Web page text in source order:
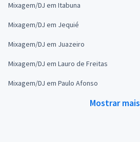
Mixagem/DJ em Itabuna
Mixagem/DJ em Jequié
Mixagem/DJ em Juazeiro
Mixagem/DJ em Lauro de Freitas
Mixagem/DJ em Paulo Afonso
Mostrar mais